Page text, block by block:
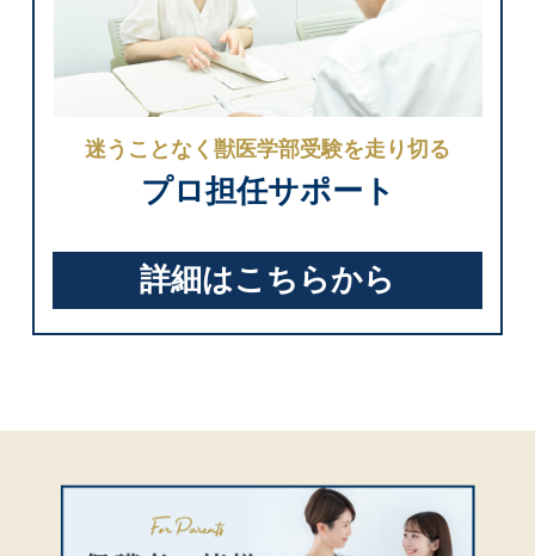
迷うことなく獣医学部受験を走り切る
プロ担任サポート
詳細はこちらから